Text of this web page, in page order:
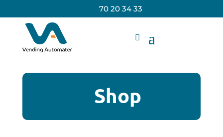
70 20 34 33
Shop